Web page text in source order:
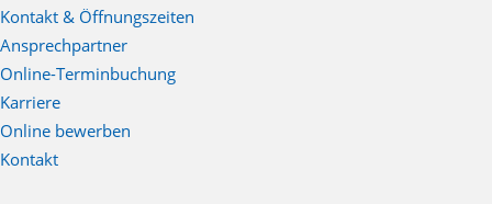
Kontakt & Öffnungszeiten
Ansprechpartner
Online-Terminbuchung
Karriere
Online bewerben
Kontakt